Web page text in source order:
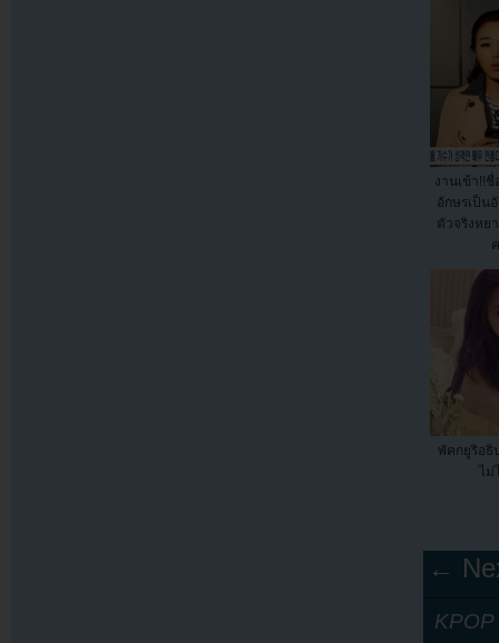
งานเข้า!!
อักษรเป็น
ตัวจริงหย
พัคกยูริอธิ
ไม่
←